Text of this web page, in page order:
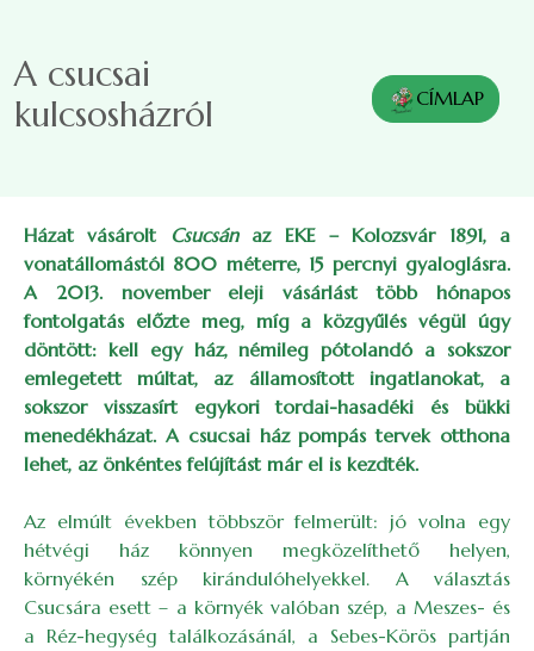
A csucsai
kulcsosházról
CÍMLAP
Házat vásárolt Csucsánaz EKE –Kolozsvár 1891, a
vonatállomástól 800 méterre, 15 percnyi gyaloglásra.
A 2013. november eleji vásárlást több hónapos
fontolgatás előzte meg, míg a közgyűlés végül úgy
döntött: kell egy ház, némileg pótolandó a sokszor
emlegetett múltat, az államosított ingatlanokat, a
sokszor visszasírt egykori tordai-hasadéki és bükki
menedékházat. A csucsai ház pompás tervek otthona
lehet, az önkéntes felújítást már el is kezdték.
Az elmúlt években többször felmerült: jó volna egy
hétvégi ház könnyen megközelíthető helyen,
környékén szép kirándulóhelyekkel. A választás
Csucsára esett – a környék valóban szép, a Meszes- és
a Réz-hegység találkozásánál, a Sebes-Körös partján